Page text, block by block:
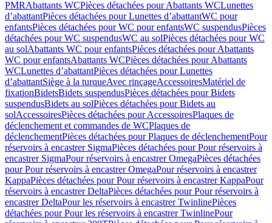
PMRAbattants WCPièces détachées pour Abattants WCLunettes
d’abattantPièces détachées pour Lunettes d’abattantWC pour
enfantsPièces détachées pour WC pour enfantsWC suspendusPièces
détachées pour WC suspendusWC au solPièces détachées pour WC
au solAbattants WC pour enfantsPièces détachées pour Abattants
WC pour enfantsAbattants WCPièces détachées pour Abattants
WCLunettes d’abattantPièces détachées pour Lunettes
d’abattantSiège à la turqueAvec rinçageAccessoiresMatériel de
fixationBidetsBidets suspendusPièces détachées pour Bidets
suspendusBidets au solPièces détachées pour Bidets au
solAccessoiresPièces détachées pour AccessoiresPlaques de
déclenchement et commandes de WCPlaques de
déclenchementPièces détachées pour Plaques de déclenchementPour
réservoirs à encastrer SigmaPièces détachées pour Pour réservoirs à
encastrer SigmaPour réservoirs à encastrer OmegaPièces détachées
pour Pour réservoirs à encastrer OmegaPour réservoirs à encastrer
KappaPièces détachées pour Pour réservoirs à encastrer KappaPour
réservoirs à encastrer DeltaPièces détachées pour Pour réservoirs à
encastrer DeltaPour les réservoirs à encastrer TwinlinePièces
détachées pour Pour les réservoirs à encastrer TwinlinePour